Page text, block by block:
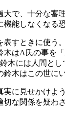
で、十分な
能しなくなる恐
すときに使
はA氏の事を
木には人間と
木はこの世に
に見せかけ
な関係を疑わ